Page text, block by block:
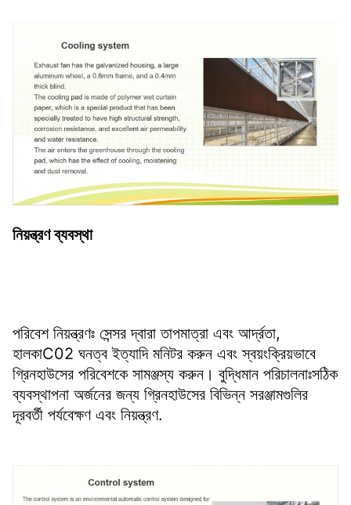
নিয়ন্ত্রণ ব্যবস্থা
পরিবেশ নিয়ন্ত্রণঃ সেন্সর দ্বারা তাপমাত্রা এবং আর্দ্রতা,
হালকাC02 ঘনত্ব ইত্যাদি মনিটর করুন এবং স্বয়ংক্রিয়ভাবে
গ্রিনহাউসের পরিবেশকে সামঞ্জস্য করুন। বুদ্ধিমান পরিচালনাঃসঠিক
ব্যবস্থাপনা অর্জনের জন্য গ্রিনহাউসের বিভিন্ন সরঞ্জামগুলির
দূরবর্তী পর্যবেক্ষণ এবং নিয়ন্ত্রণ.